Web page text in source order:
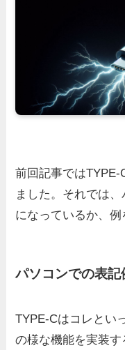
前回記事ではTYPE-
ました。それでは
になっているか、例
パソコンでの表記
TYPE-Cはコレとい
の様な機能を実装